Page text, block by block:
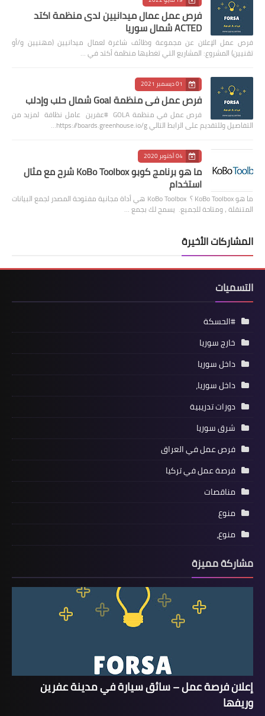
فرص عمل عمال ميدانيين لدى منظمة اكتد
ACTED شمال سوريا
فرص عمل الإعلان عن مجموعة وظائف شاغرة لعمال ميدانيين (مهنيين و/أو
تقنيين) المشروع: المشاريع التي تغطيها منظمة أكتد في …
01 ديسمبر 2021
فرص عمل في منظمة Goal شمال حلب وإدلب
فرص عمل في منظمة GOLA #عفرين عامل نظافة لمزيد من
التفاصيل وللتقديم على الرابط التالي https://boards.greenhouse.io/g…
04 أكتوبر 2020
ما هو برنامج كوبو KoBo Toolbox شرح مع مثال
استخدام
ما هو KoBo Toolbox ؟ KoBo Toolbox هي أداة مجانية مفتوحة المصدر لجمع البيانات
المتنقلة ، ومتاحة للجميع. يسمح لك بجمع …
المشاركات الأخيرة
التسميات
#الحسكة
خارج سوريا
داخل سوريا
داخل سوريا،
دورات تدريبية
شرق سوريا
فرص عمل في العراق
فرصة عمل في تركيا
مناقصات
منوع
منوع،
مشاركة مميزة
إعلان فرصة عمل – سائق سيارة في مدينة عفرين
وريفها